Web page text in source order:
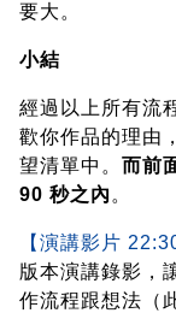
要大。
小結
經過以上所有流
歡你作品的理由
望清單中。 而前
90 秒之內 。
【演講影片
版本演講錄影，
作流程跟想法（